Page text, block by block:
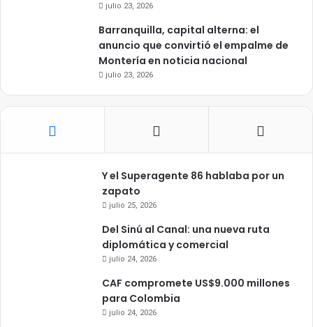
julio 23, 2026
Barranquilla, capital alterna: el
anuncio que convirtió el empalme de
Montería en noticia nacional
julio 23, 2026
Y el Superagente 86 hablaba por un
zapato
julio 25, 2026
Del Sinú al Canal: una nueva ruta
diplomática y comercial
julio 24, 2026
CAF compromete US$9.000 millones
para Colombia
julio 24, 2026